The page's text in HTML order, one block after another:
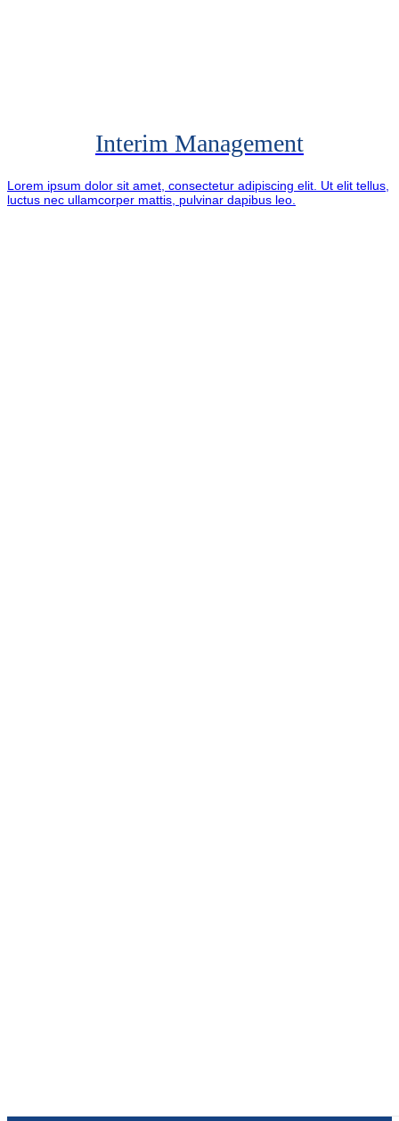
Interim Management
Lorem ipsum dolor sit amet, consectetur adipiscing elit. Ut elit tellus,
luctus nec ullamcorper mattis, pulvinar dapibus leo.